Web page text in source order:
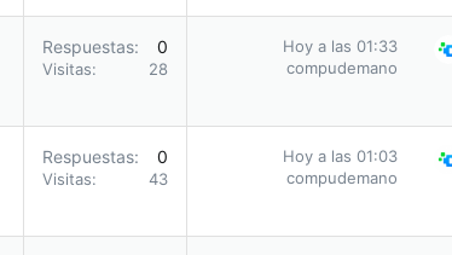
Respuestas 0
Visitas 28
Hoy a las 01:33
compudemano
Respuestas 0
Visitas 43
Hoy a las 01:03
compudemano